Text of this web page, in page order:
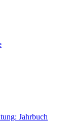
Jahrbuch